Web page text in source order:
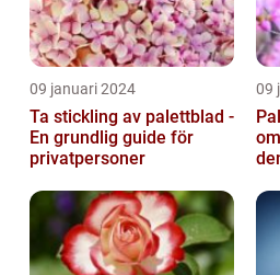
09 januari 2024
Ta stickling av palettblad -
En grundlig guide för
privatpersoner
09